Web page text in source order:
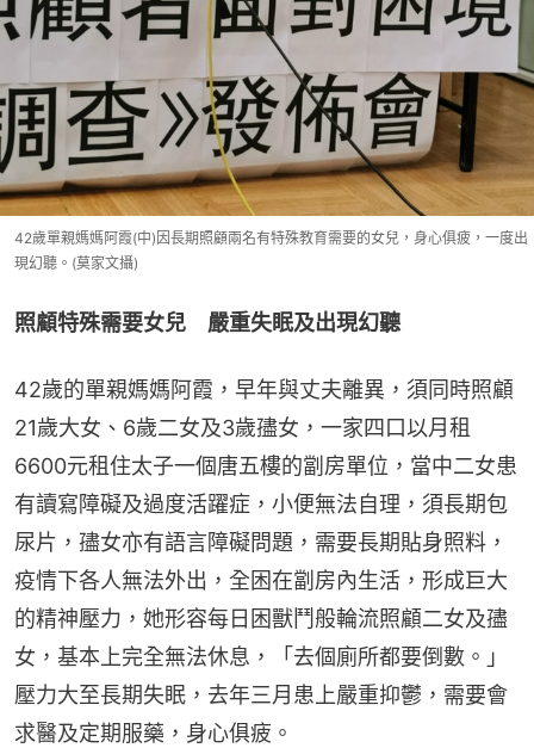
42歲單親媽媽阿霞(中)因長期照顧兩名有特殊教育需要的女兒，身心俱疲，一度出
現幻聽。(莫家文攝)
照顧特殊需要女兒　嚴重失眠及出現幻聽
42歲的單親媽媽阿霞，早年與丈夫離異，須同時照顧
21歲大女、6歲二女及3歲孻女，一家四口以月租
6600元租住太子一個唐五樓的劏房單位，當中二女患
有讀寫障礙及過度活躍症，小便無法自理，須長期包
尿片，孻女亦有語言障礙問題，需要長期貼身照料，
疫情下各人無法外出，全困在劏房內生活，形成巨大
的精神壓力，她形容每日困獸鬥般輪流照顧二女及孻
女，基本上完全無法休息，「去個廁所都要倒數。」
壓力大至長期失眠，去年三月患上嚴重抑鬱，需要會
求醫及定期服藥，身心俱疲。